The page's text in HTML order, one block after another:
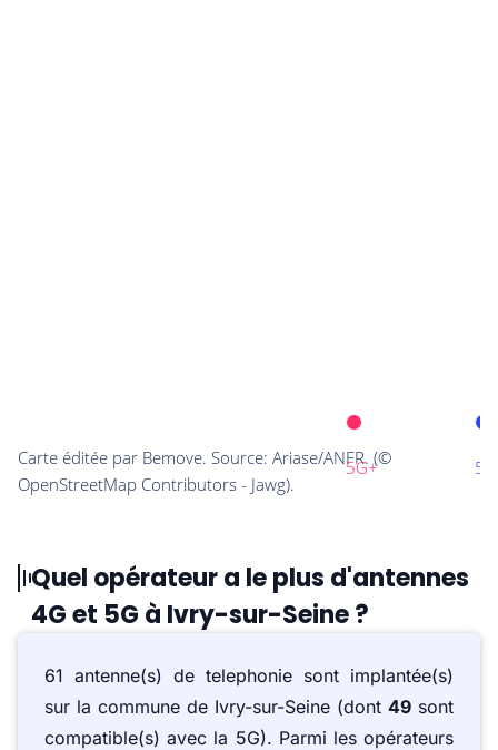
Quel opérateur a le plus d'antennes
4G et 5G à Ivry-sur-Seine ?
61 antenne(s) de telephonie sont implantée(s)
sur la commune de Ivry-sur-Seine (dont 49 sont
compatible(s) avec la 5G). Parmi les opérateurs